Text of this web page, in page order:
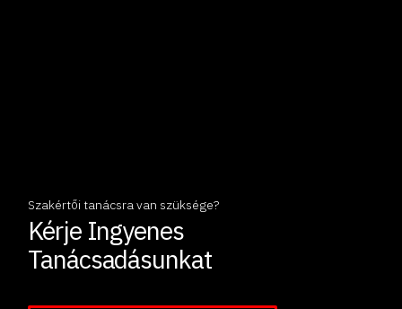
Szakértői tanácsra van szüksége?
Kérje Ingyenes
Tanácsadásunkat